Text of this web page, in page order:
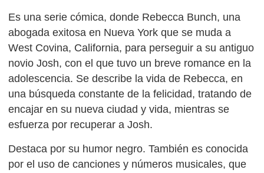
Es una serie cómica, donde Rebecca Bunch, una
abogada exitosa en Nueva York que se muda a
West Covina, California, para perseguir a su antiguo
novio Josh, con el que tuvo un breve romance en la
adolescencia. Se describe la vida de Rebecca, en
una búsqueda constante de la felicidad, tratando de
encajar en su nueva ciudad y vida, mientras se
esfuerza por recuperar a Josh.
Destaca por su humor negro. También es conocida
por el uso de canciones y números musicales, que